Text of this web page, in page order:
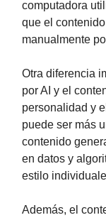
computadora
que el
manualmente
Otra diferencia
por AI y el
personalidad y
puede ser más
contenido
en datos y
estilo
Además, el